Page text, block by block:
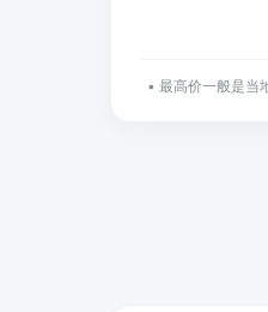
• 最高价一般是当